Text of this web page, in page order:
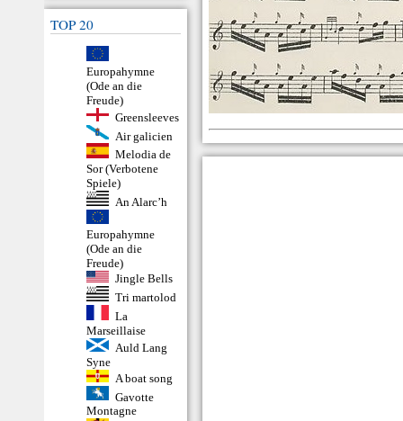
TOP 20
Europahymne
(Ode an die
Freude)
Greensleeves
Air galicien
Melodia de
Sor (Verbotene
Spiele)
An Alarc’h
Europahymne
(Ode an die
Freude)
Jingle Bells
Tri martolod
La
Marseillaise
Auld Lang
Syne
A boat song
Gavotte
Montagne